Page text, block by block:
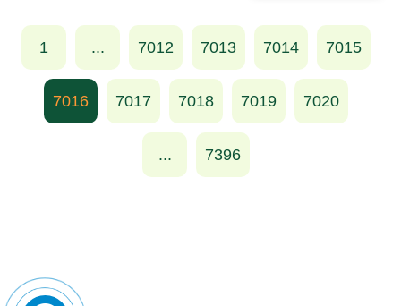
1 ... 7012 7013 7014 7015
7016 7017 7018 7019 7020
... 7396